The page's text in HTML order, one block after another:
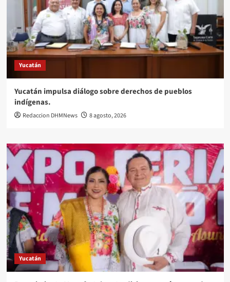
Yucatán
Yucatán impulsa diálogo sobre derechos de pueblos
indígenas.
Redaccion DHMNews 8 agosto, 2026
Yucatán